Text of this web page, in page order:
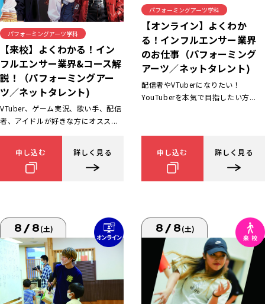
パフォーミングアーツ学科
【来校】よくわかる！イン
フルエンサー業界&コース解
説！（パフォーミングアー
ツ／ネットタレント)
VTuber、ゲーム実況、歌い手、配信
者、アイドルが好きな方にオスス...
申し込む 詳しく見る
パフォーミングアーツ学科
【オンライン】よくわか
る！インフルエンサー業界
のお仕事（パフォーミング
アーツ／ネットタレント)
配信者やVTuberになりたい！
YouTuberを本気で目指したい方...
申し込む 詳しく見る
8/8(土) 8/8(土)